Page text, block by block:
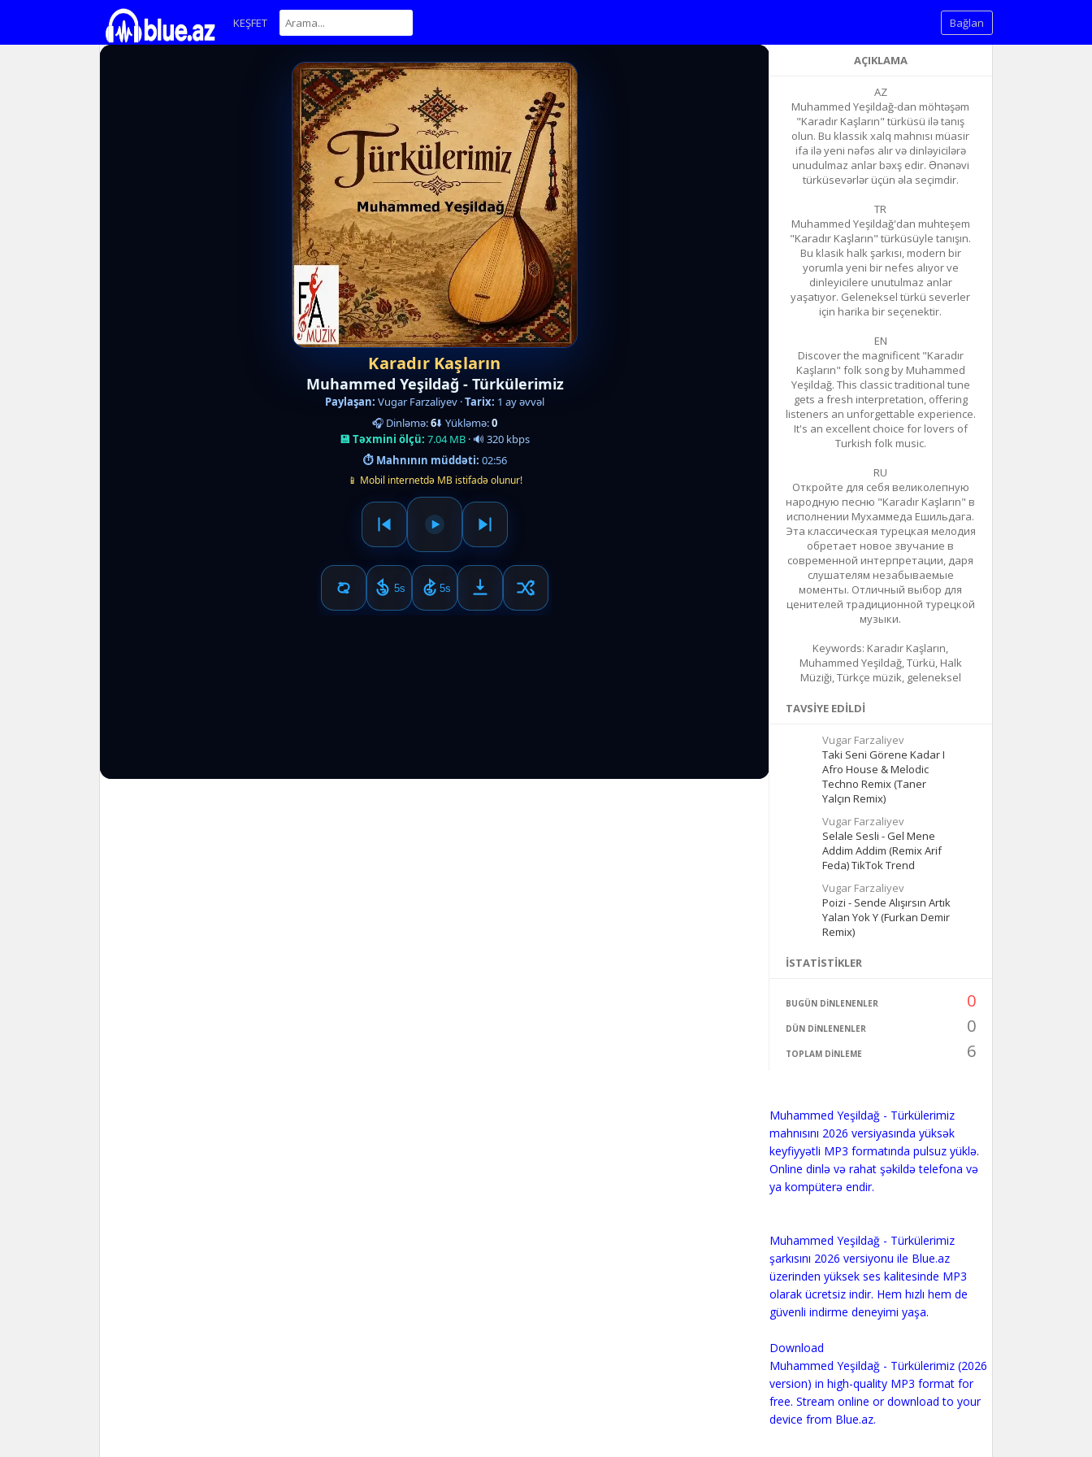
KEŞFET Bağlan
AÇIKLAMA
AZ
Muhammed Yeşildağ-dan möhtəşəm
"Karadır Kaşların" türküsü ilə tanış
olun. Bu klassik xalq mahnısı müasir
ifa ilə yeni nəfəs alır və dinləyicilərə
unudulmaz anlar bəxş edir. Ənənəvi
türküsevərlər üçün əla seçimdir.
TR
Muhammed Yeşildağ'dan muhteşem
"Karadır Kaşların" türküsüyle tanışın.
Bu klasik halk şarkısı, modern bir
yorumla yeni bir nefes alıyor ve
dinleyicilere unutulmaz anlar
yaşatıyor. Geleneksel türkü severler
için harika bir seçenektir.
EN
Discover the magnificent "Karadır
Kaşların" folk song by Muhammed
Yeşildağ. This classic traditional tune
gets a fresh interpretation, offering
listeners an unforgettable experience.
It's an excellent choice for lovers of
Turkish folk music.
RU
Откройте для себя великолепную
народную песню "Karadır Kaşların" в
исполнении Мухаммеда Ешильдага.
Эта классическая турецкая мелодия
обретает новое звучание в
современной интерпретации, даря
слушателям незабываемые
моменты. Отличный выбор для
ценителей традиционной турецкой
музыки.
Keywords: Karadır Kaşların,
Muhammed Yeşildağ, Türkü, Halk
Müziği, Türkçe müzik, geleneksel
TAVSIYE EDILDI
Vugar Farzaliyev
Taki Seni Görene Kadar I
Afro House & Melodic
Techno Remix (Taner
Yalçın Remix)
Vugar Farzaliyev
Selale Sesli - Gel Mene
Addim Addim (Remix Arif
Feda) TikTok Trend
Vugar Farzaliyev
Poizi - Sende Alışırsın Artık
Yalan Yok Y (Furkan Demir
Remix)
İSTATISTIKLER
BUGÜN DINLENENLER 0
DÜN DINLENENLER 0
TOPLAM DINLEME 6
Muhammed Yeşildağ - Türkülerimiz
mahnısını 2026 versiyasında yüksək
keyfiyyətli MP3 formatında pulsuz yüklə.
Online dinlə və rahat şəkildə telefona və
ya kompüterə endir.
Muhammed Yeşildağ - Türkülerimiz
şarkısını 2026 versiyonu ile Blue.az
üzerinden yüksek ses kalitesinde MP3
olarak ücretsiz indir. Hem hızlı hem de
güvenli indirme deneyimi yaşa.
Download
Muhammed Yeşildağ - Türkülerimiz (2026
version) in high-quality MP3 format for
free. Stream online or download to your
device from Blue.az.